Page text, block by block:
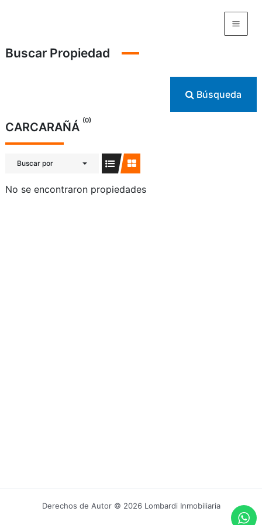
Buscar Propiedad
Búsqueda
CARCARAÑÁ (0)
Buscar por
No se encontraron propiedades
Derechos de Autor © 2026 Lombardi Inmobiliaria